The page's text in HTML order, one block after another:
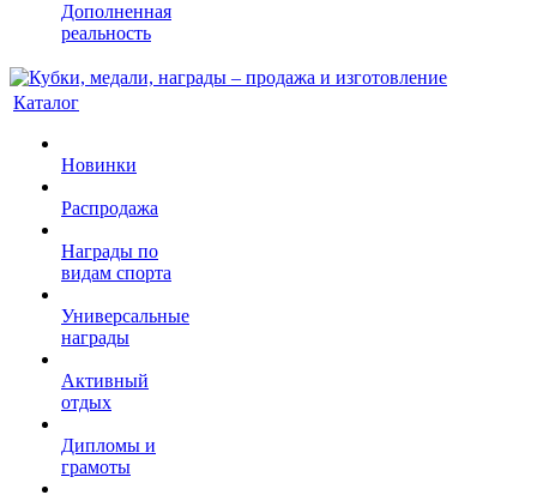
Дополненная
реальность
Каталог
Новинки
Распродажа
Награды по
видам спорта
Универсальные
награды
Активный
отдых
Дипломы и
грамоты